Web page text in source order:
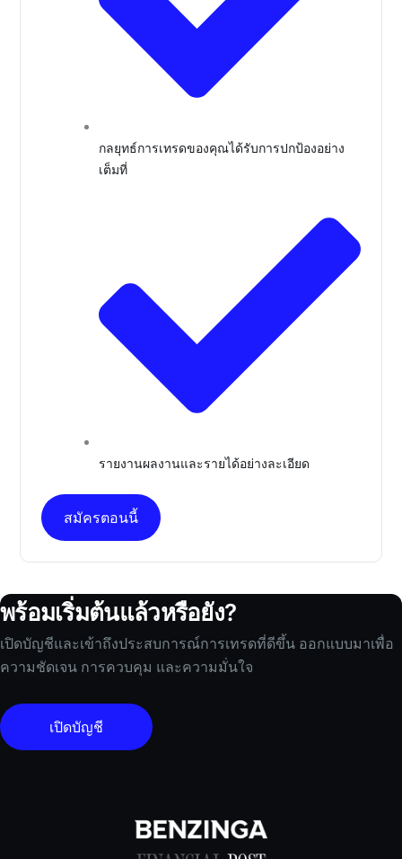
กลยุทธ์การเทรดของคุณได้รับการปกป้องอย่าง
เต็มที่
รายงานผลงานและรายได้อย่างละเอียด
สมัครตอนนี้
พร้อมเริ่มต้นแล้วหรือยัง?
เปิดบัญชีและเข้าถึงประสบการณ์การเทรดที่ดีขึ้น ออกแบบมาเพื่อ
ความชัดเจน การควบคุม และความมั่นใจ
เปิดบัญชี